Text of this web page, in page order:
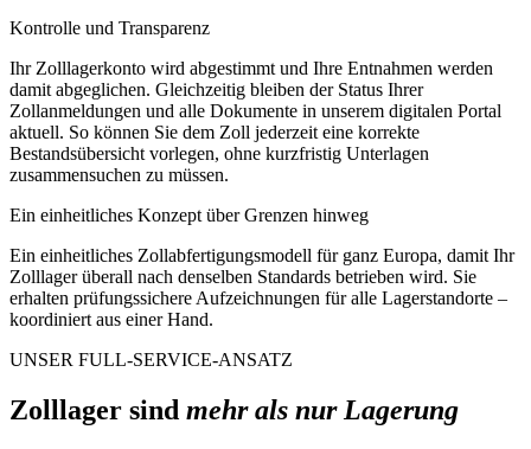
Kontrolle und Transparenz
Ihr Zolllagerkonto wird abgestimmt und Ihre Entnahmen werden
damit abgeglichen. Gleichzeitig bleiben der Status Ihrer
Zollanmeldungen und alle Dokumente in unserem digitalen Portal
aktuell. So können Sie dem Zoll jederzeit eine korrekte
Bestandsübersicht vorlegen, ohne kurzfristig Unterlagen
zusammensuchen zu müssen.
Ein einheitliches Konzept über Grenzen hinweg
Ein einheitliches Zollabfertigungsmodell für ganz Europa, damit Ihr
Zolllager überall nach denselben Standards betrieben wird. Sie
erhalten prüfungssichere Aufzeichnungen für alle Lagerstandorte –
koordiniert aus einer Hand.
UNSER FULL-SERVICE-ANSATZ
Zolllager sind mehr als nur Lagerung